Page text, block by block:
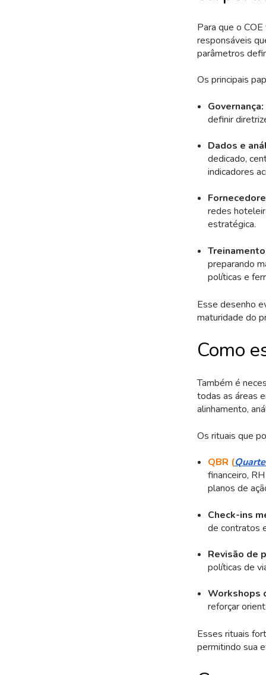
Para que o
responsáveis
parâmetros
Os principais
Governança:
definir
Dados e
dedicado,
indicadores
redes
estratégica.
preparando
políticas e
Esse desenho
maturidade do
Como
Também é
todas as áreas
alinhamento,
Os rituais que
QBR (
financeiro,
planos de
Check-ins
de contratos
Revisão de
políticas de
Workshops
reforçar
Esses rituais
permitindo sua